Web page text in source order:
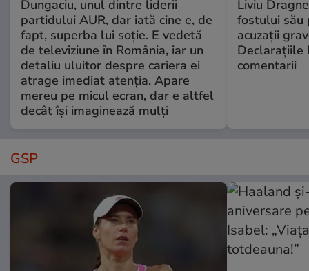
Dungaciu, unul dintre liderii
partidului AUR, dar iată cine e, de
fapt, superba lui soție. E vedetă
de televiziune în România, iar un
detaliu uluitor despre cariera ei
atrage imediat atenția. Apare
mereu pe micul ecran, dar e altfel
decât își imaginează mulți
Liviu
fostului său
acuzații
Declarațiile
comentarii
GSP